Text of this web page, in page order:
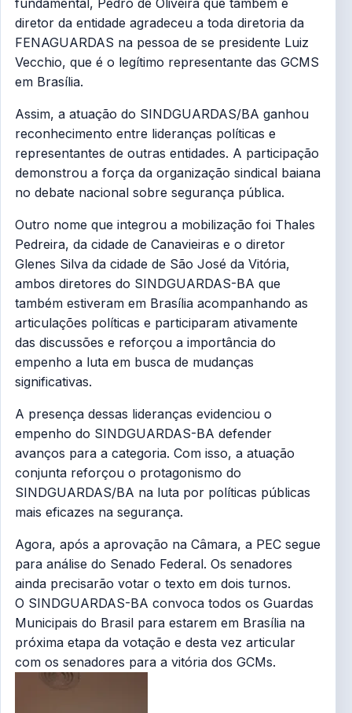
fundamental, Pedro de Oliveira que também é
diretor da entidade agradeceu a toda diretoria da
FENAGUARDAS na pessoa de se presidente Luiz
Vecchio, que é o legítimo representante das GCMS
em Brasília.
Assim, a atuação do SINDGUARDAS/BA ganhou
reconhecimento entre lideranças políticas e
representantes de outras entidades. A participação
demonstrou a força da organização sindical baiana
no debate nacional sobre segurança pública.
Outro nome que integrou a mobilização foi Thales
Pedreira, da cidade de Canavieiras e o diretor
Glenes Silva da cidade de São José da Vitória,
ambos diretores do SINDGUARDAS-BA que
também estiveram em Brasília acompanhando as
articulações políticas e participaram ativamente
das discussões e reforçou a importância do
empenho a luta em busca de mudanças
significativas.
A presença dessas lideranças evidenciou o
empenho do SINDGUARDAS-BA defender
avanços para a categoria. Com isso, a atuação
conjunta reforçou o protagonismo do
SINDGUARDAS/BA na luta por políticas públicas
mais eficazes na segurança.
Agora, após a aprovação na Câmara, a PEC segue
para análise do Senado Federal. Os senadores
ainda precisarão votar o texto em dois turnos.
O SINDGUARDAS-BA convoca todos os Guardas
Municipais do Brasil para estarem em Brasília na
próxima etapa da votação e desta vez articular
com os senadores para a vitória dos GCMs.